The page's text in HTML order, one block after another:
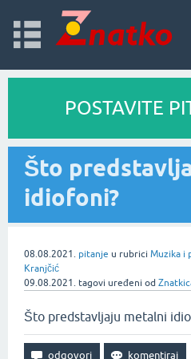
POSTAVITE
Što
idiofoni?
08.08.2021. pitanje u rubrici Muzika i
Kranjčić
09.08.2021. tagovi uređeni od
Što predstavljaju metalni